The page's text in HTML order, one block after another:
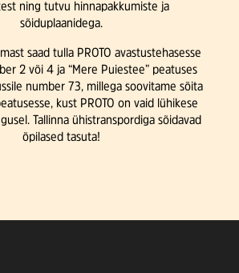
ning tutvu hinnapakkumiste ja
sõiduplaanidega.
saad tulla PROTO avastustehasesse
2 või 4 ja “Mere Puiestee” peatuses
number 73, millega soovitame sõita
kust PROTO on vaid lühikese
Tallinna ühistranspordiga sõidavad
õpilased tasuta!